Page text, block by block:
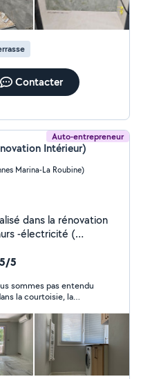
Contacter
Auto-entrepreneur
Intérieur)
Marina-La Roubine)
peinture sols et murs -
5
sommes pas entendu
la courtoisie, la